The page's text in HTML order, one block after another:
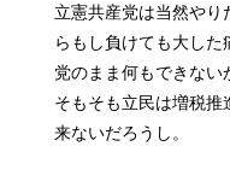
立憲共産党は当然やり
らもし負けても大し
党のまま何もできない
そもそも立民は増税推
来ないだろうし。